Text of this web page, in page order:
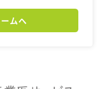
ムへ